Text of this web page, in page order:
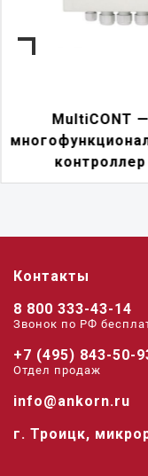
NIVELCONT
Контакты
8 800 333-43-14
Звонок по РФ
+7 (495) 843-50-
Отдел продаж
info@ankorn.ru
г. Троицк,